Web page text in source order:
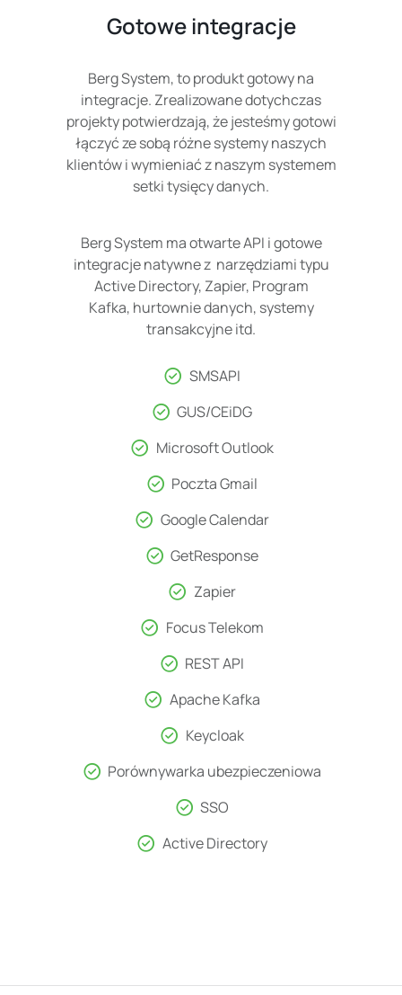
Gotowe integracje
Berg System, to produkt gotowy na
integracje. Zrealizowane dotychczas
projekty potwierdzają, że jesteśmy gotowi
łączyć ze sobą różne systemy naszych
klientów i wymieniać z naszym systemem
setki tysięcy danych.
Berg System ma otwarte API i gotowe
integracje natywne z narzędziami typu
Active Directory, Zapier, Program
Kafka, hurtownie danych, systemy
transakcyjne itd.
SMSAPI
GUS/CEiDG
Microsoft Outlook
Poczta Gmail
Google Calendar
GetResponse​
Zapier
Focus Telekom​
REST API​
Apache Kafka​
Keycloak​
Porównywarka ubezpieczeniowa
SSO​
Active Directory​